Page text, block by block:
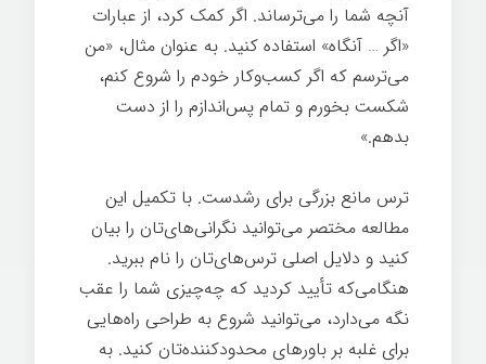
آنچه شما را می‌ترساند. اگر کمک کرد، از عبارات
«اگر … آنگاه» استفاده کنید. به عنوان مثال، «من
می‌ترسم که اگر کسب‌وکار خودم را شروع کنم،
شکست بخورم و تمام پس‌اندازم را از دست
بدهم.»
ترس مانع بزرگی برای رشدست. با تکمیل این
مطالعه مختصر می‌توانید نگرانی‌های‌تان را بیان
کنید و دلایل اصلی ترس‌های‌تان را نام ببرید.
هنگامی‌که تأیید کردید که چه‌چیزی شما را عقب
نگه می‌دارد، می‌توانید شروع به طراحی راه‌هایی
برای غلبه بر باورهای محدودکننده‌تان کنید. به